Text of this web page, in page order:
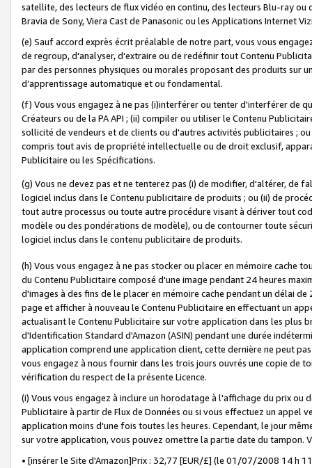
satellite, des lecteurs de flux vidéo en continu, des lecteurs Blu-ray
Bravia de Sony, Viera Cast de Panasonic ou les Applications Internet
(e) Sauf accord exprès écrit préalable de notre part, vous vous
de regroup, d'analyser, d'extraire ou de redéfinir tout Contenu
par des personnes physiques ou morales proposant des produits sur
d’apprentissage automatique et ou fondamental.
(f) Vous vous engagez à ne pas (i)interférer ou tenter d'interférer de
Créateurs ou de la PA API ; (ii) compiler ou utiliser le Contenu
sollicité de vendeurs et de clients ou d'autres activités publicitaires ;
compris tout avis de propriété intellectuelle ou de droit exclusif,
Publicitaire ou les Spécifications.
(g) Vous ne devez pas et ne tenterez pas (i) de modifier, d'altérer, de
logiciel inclus dans le Contenu publicitaire de produits ; ou (ii) de
tout autre processus ou toute autre procédure visant à dériver tout
modèle ou des pondérations de modèle), ou de contourner toute
logiciel inclus dans le contenu publicitaire de produits.
(h) Vous vous engagez à ne pas stocker ou placer en mémoire cache
du Contenu Publicitaire composé d'une image pendant 24 heures
d'images à des fins de le placer en mémoire cache pendant un délai
page et afficher à nouveau le Contenu Publicitaire en effectuant un
actualisant le Contenu Publicitaire sur votre application dans les plus
d'Identification Standard d'Amazon (ASIN) pendant une durée
application comprend une application client, cette dernière ne peut
vous engagez à nous fournir dans les trois jours ouvrés une copie de
vérification du respect de la présente Licence.
(i) Vous vous engagez à inclure un horodatage à l'affichage du prix
Publicitaire à partir de Flux de Données ou si vous effectuez un appel
application moins d'une fois toutes les heures. Cependant, le jour
sur votre application, vous pouvez omettre la partie date du tampon.
• [insérer le Site d'Amazon]Prix : 32,77 [EUR/£] (le 01/07/2008 14 h